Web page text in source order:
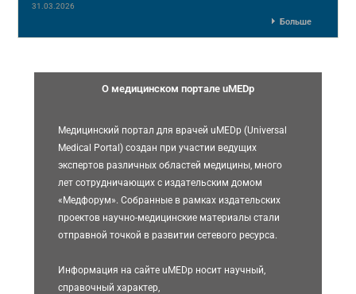
31.03.2026
Больше
О медицинском портале uMEDp
Медицинский портал для врачей uMEDp (Universal
Medical Portal) создан при участии ведущих
экспертов различных областей медицины, много
лет сотрудничающих с издательским домом
«Медфорум». Собранные в рамках издательских
проектов научно-медицинские материалы стали
отправной точкой в развитии сетевого ресурса.
Информация на сайте uMEDp носит научный,
справочный характер,